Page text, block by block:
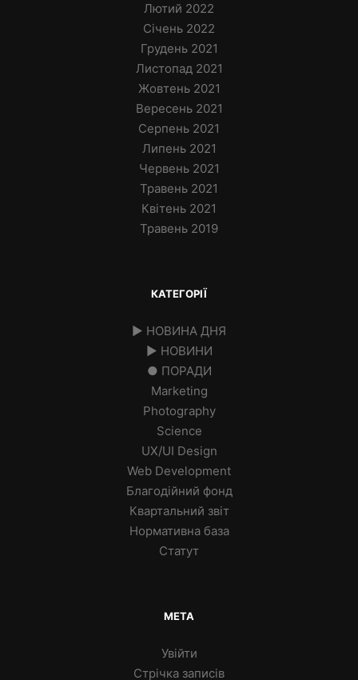
Лютий 2022
Січень 2022
Грудень 2021
Листопад 2021
Жовтень 2021
Вересень 2021
Серпень 2021
Липень 2021
Червень 2021
Травень 2021
Квітень 2021
Травень 2019
КАТЕГОРІЇ
► НОВИНА ДНЯ
► НОВИНИ
● ПОРАДИ
Marketing
Photography
Science
UX/UI Design
Web Development
Благодійний фонд
Квартальний звіт
Нормативна база
Статут
МЕТА
Увійти
Стрічка записів